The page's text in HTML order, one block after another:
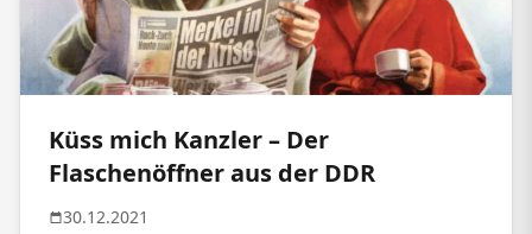
Küss mich Kanzler – Der
Flaschenöffner aus der DDR
30.12.2021